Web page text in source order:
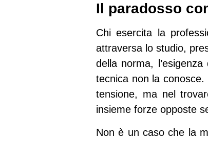
Il paradosso
Chi esercita la
attraversa lo studio,
della norma,
tecnica non la conosce.
tensione, ma nel
insieme forze opposte
Non è un caso che la